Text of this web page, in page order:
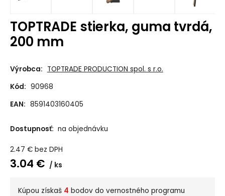
TOPTRADE stierka, guma tvrdá,
200 mm
Výrobca: TOPTRADE PRODUCTION spol. s r.o.
Kód: 90968
EAN: 8591403160405
Dostupnosť: na objednávku
2.47 € bez DPH
3.04 € ks
Kúpou získaš 4 bodov do vernostného programu